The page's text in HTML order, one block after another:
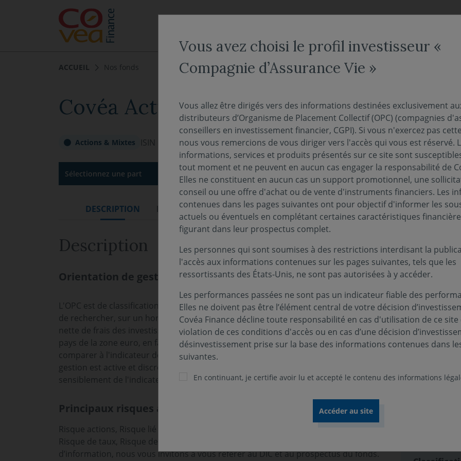
ACCUEIL Nos fonds
Covéa Actions Croissance C
Actions & Mixtes ISIN : FR0007022157Valeur liquidative au 04/08/2026 :91.47€
Sélectionnez une part
DESCRIPTION DOCUMENTATION PUBLICATIONS EN MATIÈRE DE DURABILITÉ
Description
Infos clés
Profil de
Niveau
1 2
Durée de
5 ans
Orientation de gestion
L'OPC est de classification "actions de pays de la zone euro". L’objectif de gestion est
de rechercher, sur un horizon d'investissement d'au moins 5 ans, une plus-value
nette de frais des investissements effectués sur le marché européen des actions des
pays de la zone euro, en favorisant les valeurs de croissance. L'OPC peut se
comparer à l'indicateur de référence MSCI EMU (dividendes nets réinvestis). La
gestion est active et discrétionnaire, la performance de l'OPC peut s'éloigner
sensiblement de l'indicateur de référence.
Principaux risques associés au fonds
Risque actions, Risque lié à la gestion discrétionnaire, Risque de perte en capital,
Risque de taux, Risque de change. Les risques cités ne sont pas limitatifs. Pour plus
d’information, nous vous invitons à vous référer au DIC et au prospectus du fonds.
Vous avez choisi le profil investisseur «
Compagnie d’Assurance Vie »
Vous allez être dirigés vers des informations destinées exclusivement
distributeurs d’Organisme de Placement Collectif (OPC) (compagnies
conseillers en investissement financier, CGPI). Si vous n'exercez pas
nous vous remercions de vous diriger vers l'accès qui vous est réservé.
informations, services et produits présentés sur ce site sont
tout moment et ne peuvent en aucun cas engager la responsabilité de
Elles ne constituent en aucun cas un support promotionnel, une
conseil ou une offre d'achat ou de vente d'instruments financiers. Les
contenues dans les pages suivantes ont pour objectif d'informer les
actuels ou éventuels en complétant certaines caractéristiques
figurant dans leur prospectus complet.
Les personnes qui sont soumises à des restrictions interdisant la
l'accès aux informations contenues sur les pages suivantes, tels que les
ressortissants des États-Unis, ne sont pas autorisées à y accéder.
Les performances passées ne sont pas un indicateur fiable des
Elles ne doivent pas être l’élément central de votre décision
Covéa Finance décline toute responsabilité en cas d'utilisation de ce
violation de ces conditions d'accès ou en cas d’une décision
désinvestissement prise sur la base des informations contenues dans
suivantes.
En continuant, je certifie avoir lu et accepté le contenu des informations